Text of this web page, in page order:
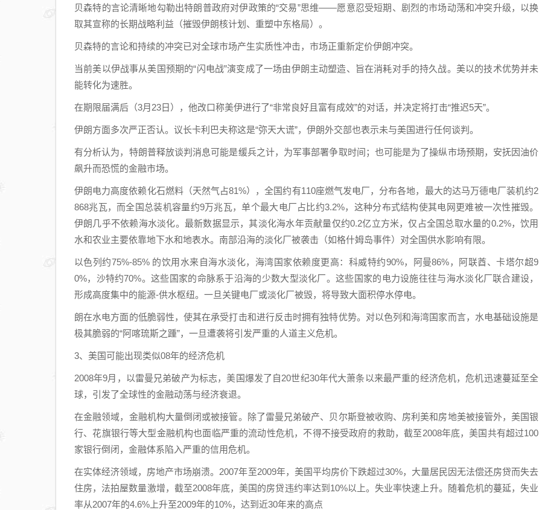
贝森特的言论清晰地勾勒出特朗普政府对伊政策的“交易”思维——愿意忍受短期、剧烈的市场动荡和冲突升级，以换
取其宣称的长期战略利益（摧毁伊朗核计划、重塑中东格局）。
贝森特的言论和持续的冲突已对全球市场产生实质性冲击，市场正重新定价伊朗冲突。
当前美以伊战事从美国预期的“闪电战”演变成了一场由伊朗主动塑造、旨在消耗对手的持久战。美以的技术优势并未
能转化为速胜。
在期限届满后（3月23日），他改口称美伊进行了“非常良好且富有成效”的对话，并决定将打击“推迟5天”。
伊朗方面多次严正否认。议长卡利巴夫称这是“弥天大谎”，伊朗外交部也表示未与美国进行任何谈判。
有分析认为，特朗普释放谈判消息可能是缓兵之计，为军事部署争取时间；也可能是为了操纵市场预期，安抚因油价
飙升而恐慌的金融市场。
伊朗电力高度依赖化石燃料（天然气占81%），全国约有110座燃气发电厂，分布各地，最大的达马万德电厂装机约2
868兆瓦，而全国总装机容量约9万兆瓦，单个最大电厂占比约3.2%，这种分布式结构使其电网更难被一次性摧毁。
伊朗几乎不依赖海水淡化。最新数据显示，其淡化海水年贡献量仅约0.2亿立方米，仅占全国总取水量的0.2%，饮用
水和农业主要依靠地下水和地表水。南部沿海的淡化厂被袭击（如格什姆岛事件）对全国供水影响有限。
以色列约75%-85% 的饮用水来自海水淡化，海湾国家依赖度更高：科威特约90%，阿曼86%，阿联酋、卡塔尔超9
0%，沙特约70%。这些国家的命脉系于沿海的少数大型淡化厂。这些国家的电力设施往往与海水淡化厂联合建设，
形成高度集中的能源-供水枢纽。一旦关键电厂或淡化厂被毁，将导致大面积停水停电。
朗在水电方面的低脆弱性，使其在承受打击和进行反击时拥有独特优势。对以色列和海湾国家而言，水电基础设施是
极其脆弱的“阿喀琉斯之踵”，一旦遭袭将引发严重的人道主义危机。
3、美国可能出现类似08年的经济危机
2008年9月，以雷曼兄弟破产为标志，美国爆发了自20世纪30年代大萧条以来最严重的经济危机，危机迅速蔓延至全
球，引发了全球性的金融动荡与经济衰退。
在金融领域，金融机构大量倒闭或被接管。除了雷曼兄弟破产、贝尔斯登被收购、房利美和房地美被接管外，美国银
行、花旗银行等大型金融机构也面临严重的流动性危机，不得不接受政府的救助，截至2008年底，美国共有超过100
家银行倒闭，金融体系陷入严重的信用危机。
在实体经济领域，房地产市场崩溃。2007年至2009年，美国平均房价下跌超过30%，大量居民因无法偿还房贷而失去
住房，法拍屋数量激增，截至2008年底，美国的房贷违约率达到10%以上。失业率快速上升。随着危机的蔓延，失业
率从2007年的4.6%上升至2009年的10%，达到近30年来的高点